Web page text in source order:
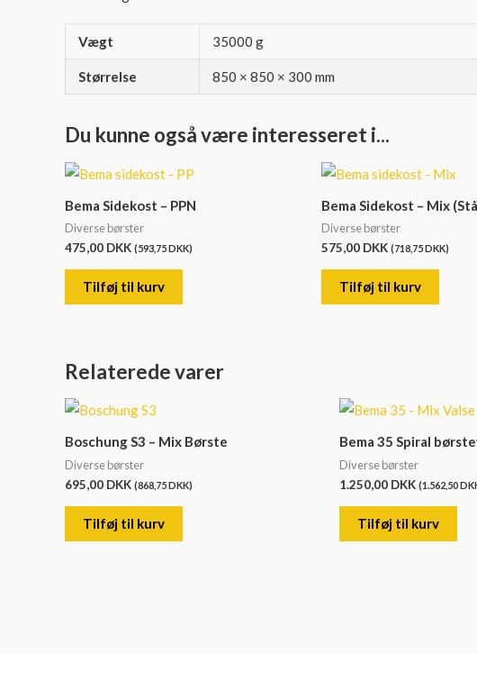
Vægt 35000 g
Størrelse 850 × 850 × 300 mm
Du kunne også være interesseret i...
Bema Sidekost – PPN
Diverse børster
475,00 DKK (593,75DKK)
Tilføj til kurv
Bema Sidekost – Mix
Diverse børster
575,00 DKK (718,75DKK)
Tilføj til kurv
Relaterede varer
Boschung S3 – Mix Børste
Diverse børster
695,00 DKK (868,75DKK)
Tilføj til kurv
Bema 35 Spiral
Diverse børster
1.250,00 DKK (1.562,50
Tilføj til kurv